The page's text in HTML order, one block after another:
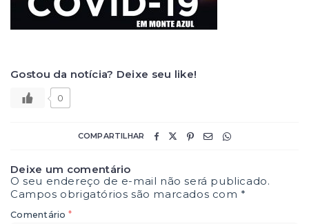
Gostou da notícia? Deixe seu like!
0
COMPARTILHAR
Deixe um comentário
O seu endereço de e-mail não será publicado.
Campos obrigatórios são marcados com*
Comentário *